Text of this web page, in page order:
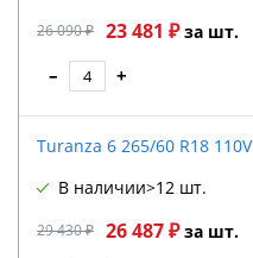
26 090 ₽ 23 481 ₽за шт.
– +
Turanza 6 265/60 R18 110V
29 430 ₽ 26 487 ₽за шт.
В наличии>12 шт.